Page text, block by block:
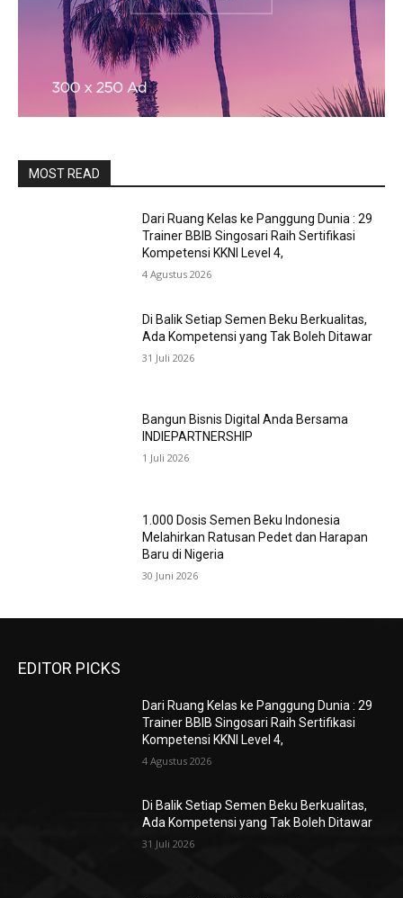
MOST READ
Dari Ruang Kelas ke Panggung Dunia : 29
Trainer BBIB Singosari Raih Sertifikasi
Kompetensi KKNI Level 4,
4 Agustus 2026
Di Balik Setiap Semen Beku Berkualitas,
Ada Kompetensi yang Tak Boleh Ditawar
31 Juli 2026
Bangun Bisnis Digital Anda Bersama
INDIEPARTNERSHIP
1 Juli 2026
1.000 Dosis Semen Beku Indonesia
Melahirkan Ratusan Pedet dan Harapan
Baru di Nigeria
30 Juni 2026
EDITOR PICKS
Dari Ruang Kelas ke Panggung Dunia : 29
Trainer BBIB Singosari Raih Sertifikasi
Kompetensi KKNI Level 4,
4 Agustus 2026
Di Balik Setiap Semen Beku Berkualitas,
Ada Kompetensi yang Tak Boleh Ditawar
31 Juli 2026